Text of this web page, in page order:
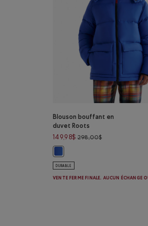
Blouson bouffant en
duvet Roots
149,98$ 298,00$Prix réduit de
DURABLE
VENTE FERME FINALE. AUCUN ÉCHANGE